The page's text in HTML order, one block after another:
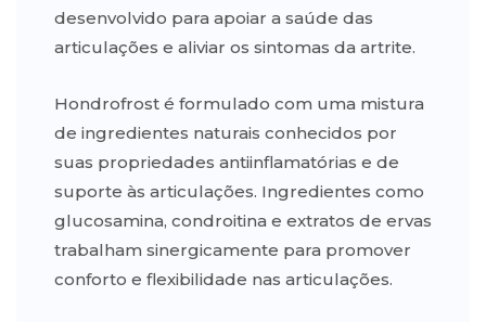
desenvolvido para apoiar a saúde das
articulações e aliviar os sintomas da artrite.
Hondrofrost é formulado com uma mistura
de ingredientes naturais conhecidos por
suas propriedades antiinflamatórias e de
suporte às articulações. Ingredientes como
glucosamina, condroitina e extratos de ervas
trabalham sinergicamente para promover
conforto e flexibilidade nas articulações.